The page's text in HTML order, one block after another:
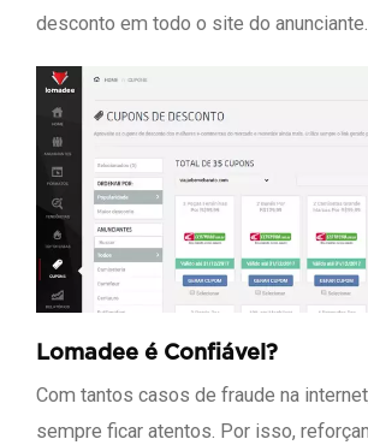
desconto em todo o site do anunciante.
Lomadee é Confiável?
Com tantos casos de fraude na
sempre ficar atentos. Por isso,